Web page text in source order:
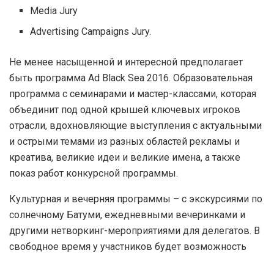
Media Jury
Advertising Campaigns Jury.
Не менее насыщенной и интересной предполагает
быть программа Ad Black Sea 2016. Образовательная
программа с семинарами и мастер-классами, которая
объединит под одной крышей ключевых игроков
отрасли, вдохновляющие выступления с актуальными
и острыми темами из разных областей рекламы и
креатива, великие идеи и великие имена, а также
показ работ конкурсной программы.
Культурная и вечерняя программы – с экскурсиями по
солнечному Батуми, ежедневными вечеринками и
другими нетворкинг-мероприятиями для делегатов. В
свободное время у участников будет возможность